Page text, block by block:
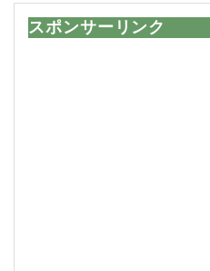
スポンサーリンク